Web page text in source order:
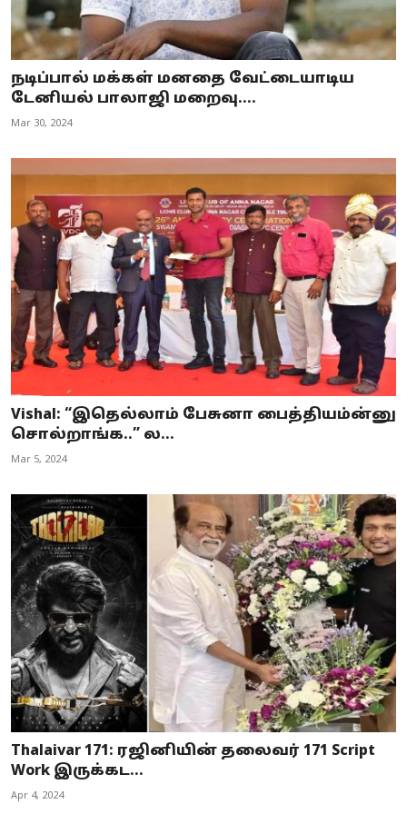
நடிப்பால் மக்கள் மனதை வேட்டையாடிய
டேனியல் பாலாஜி மறைவு....
Mar 30, 2024
Vishal: “இதெல்லாம் பேசுனா பைத்தியம்ன்னு
சொல்றாங்க..” ல...
Mar 5, 2024
Thalaivar 171: ரஜினியின் தலைவர் 171 Script
Work இருக்கட...
Apr 4, 2024